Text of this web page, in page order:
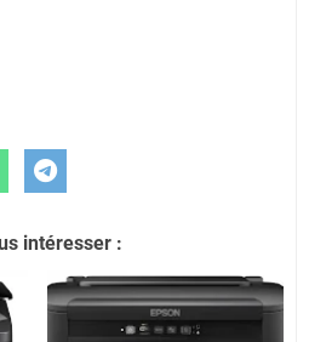
intéresser :